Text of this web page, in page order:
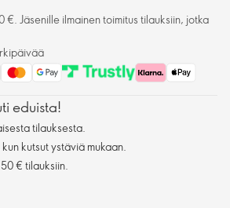
€. Jäsenille ilmainen toimitus tilauksiin, jotka
eduista!
tilauksesta.
kutsut ystäviä mukaan.
€ tilauksiin.